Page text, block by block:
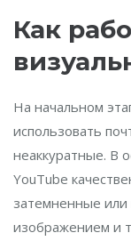
Как
На начальном
использовать
неаккуратные. В
YouTube
затемненные
изображением и